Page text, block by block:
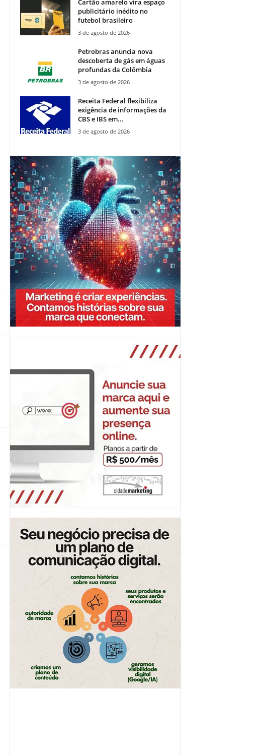
Cartão amarelo vira espaço
publicitário inédito no
futebol brasileiro
3 de agosto de 2026
Petrobras anuncia nova
descoberta de gás em águas
profundas da Colômbia
3 de agosto de 2026
Receita Federal flexibiliza
exigência de informações da
CBS e IBS em...
3 de agosto de 2026